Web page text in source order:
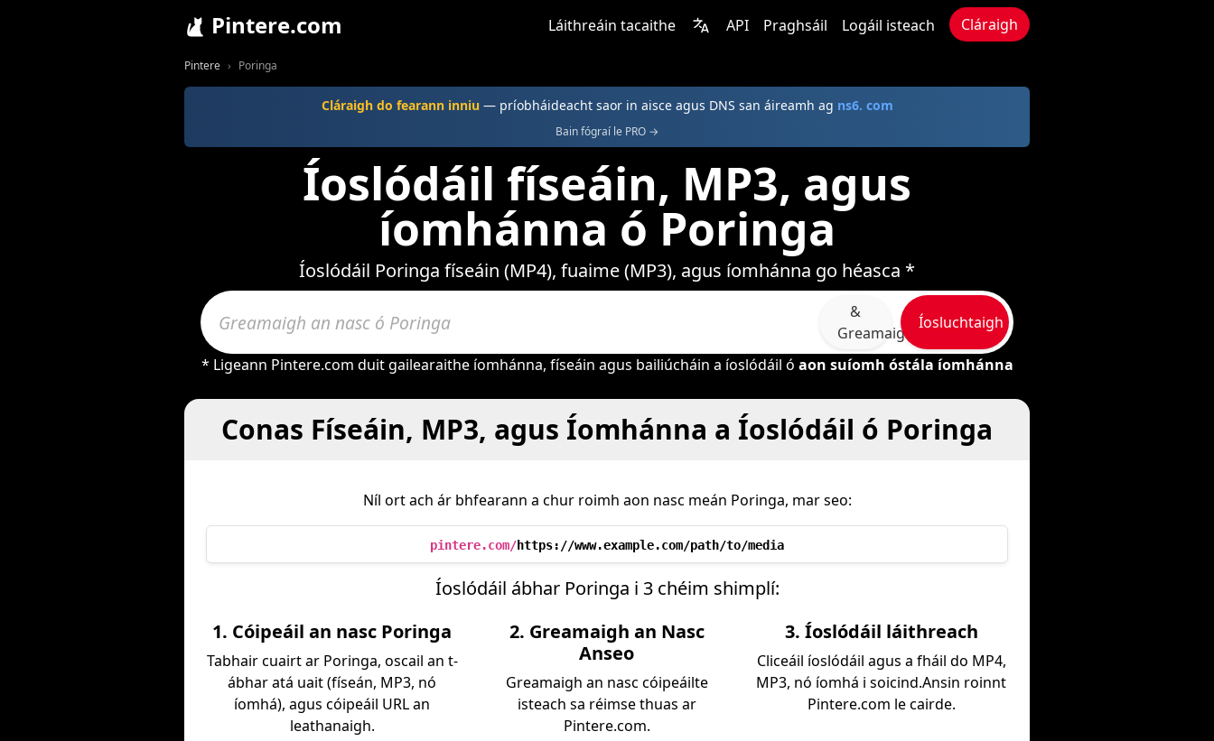
Pintere.com Láithreáin tacaithe API Praghsáil Logáil isteach Cláraigh
Pintere Poringa
Cláraigh do fearann inniu— príobháideacht saor in aisce agus DNS san áireamh ag ns6. com
Bain fógraí le PRO →
Íoslódáil físeáin, MP3, agus
íomhánna ó Poringa
Íoslódáil Poringa físeáin (MP4), fuaime (MP3), agus íomhánna go héasca *
&
Greamaigh
Íosluchtaigh
* Ligeann Pintere.com duit gailearaithe íomhánna, físeáin agus bailiúcháin a íoslódáil ó aon suíomh óstála íomhánna
Conas Físeáin, MP3, agus Íomhánna a Íoslódáil ó Poringa
Níl ort ach ár bhfearann a chur roimh aon nasc meán Poringa, mar seo:
pintere.com/https://www.example.com/path/to/media
Íoslódáil ábhar Poringa i 3 chéim shimplí:
1. Cóipeáil an nasc Poringa
Tabhair cuairt ar Poringa, oscail an t-
ábhar atá uait (físeán, MP3, nó
íomhá), agus cóipeáil URL an
leathanaigh.
2. Greamaigh an Nasc
Anseo
Greamaigh an nasc cóipeáilte
isteach sa réimse thuas ar
Pintere.com.
3. Íoslódáil láithreach
Cliceáil íoslódáil agus a fháil do MP4,
MP3, nó íomhá i soicind.Ansin roinnt
Pintere.com le cairde.